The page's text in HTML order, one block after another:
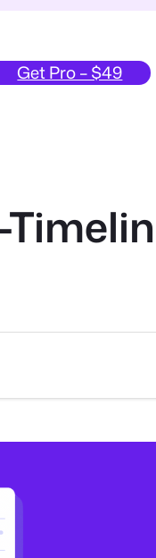
Get Pro – $49